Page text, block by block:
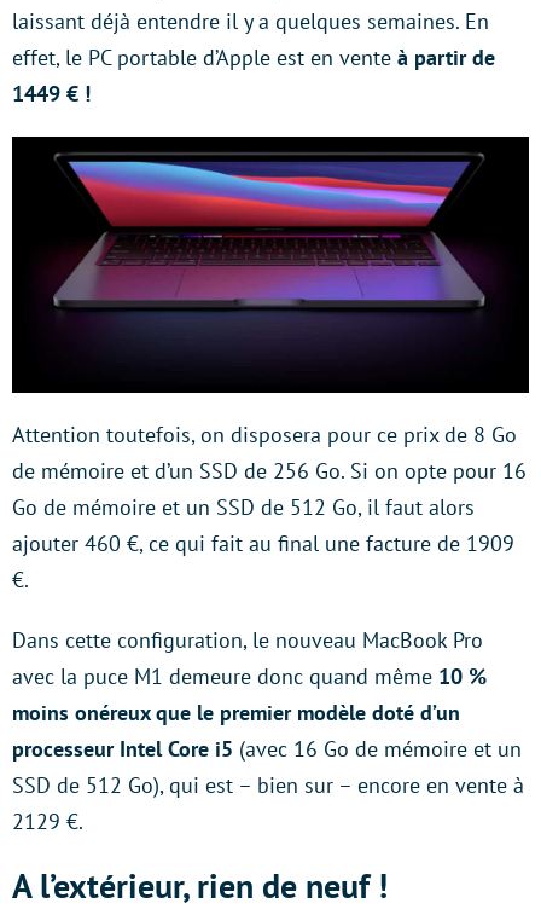
laissant déjà entendre il y a quelques semaines. En
effet, le PC portable d’Apple est en vente à partir de
1449 € !
Attention toutefois, on disposera pour ce prix de 8 Go
de mémoire et d’un SSD de 256 Go. Si on opte pour 16
Go de mémoire et un SSD de 512 Go, il faut alors
ajouter 460 €, ce qui fait au final une facture de 1909
€.
Dans cette configuration, le nouveau MacBook Pro
avec la puce M1 demeure donc quand même 10 %
moins onéreux que le premier modèle doté d’un
processeur Intel Core i5 (avec 16 Go de mémoire et un
SSD de 512 Go), qui est – bien sur – encore en vente à
2129 €.
A l’extérieur, rien de neuf !